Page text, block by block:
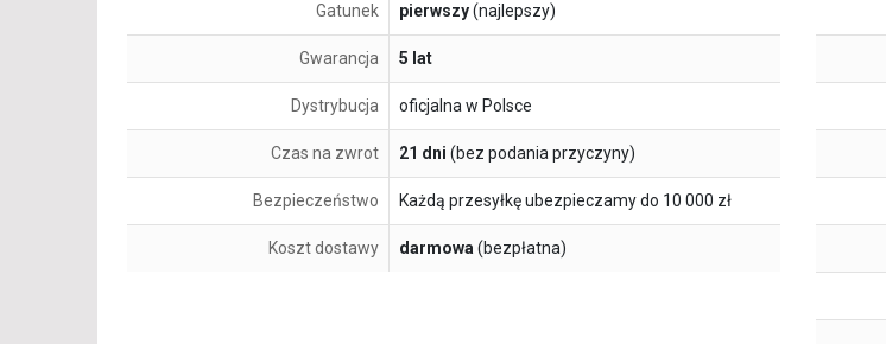
Gatunek pierwszy(najlepszy)
Gwarancja 5 lat
Dystrybucja oficjalna w Polsce
Czas na zwrot 21 dni (bez podania przyczyny)
Bezpieczeństwo Każdą przesyłkę ubezpieczamy do 10 000 zł
Koszt dostawy darmowa(bezpłatna)